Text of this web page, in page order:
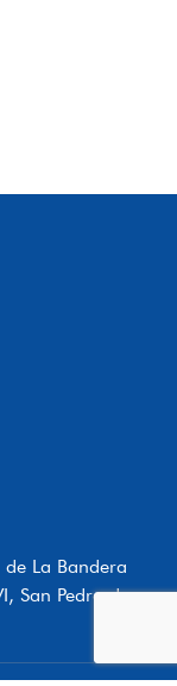
La Bandera
San Pedro de